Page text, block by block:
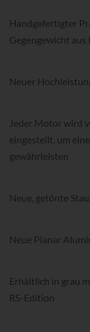
Handgefertigter
Gegengewicht aus
Neuer
Jeder Motor wird
eingestellt, um
gewährleisten
Neue, getönte
Neue Planar
Erhältlich in grau
RS-Edition